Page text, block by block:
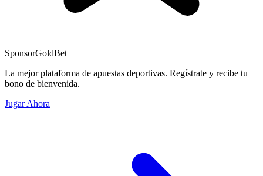
SponsorGoldBet
La mejor plataforma de apuestas deportivas. Regístrate y recibe tu
bono de bienvenida.
Jugar Ahora